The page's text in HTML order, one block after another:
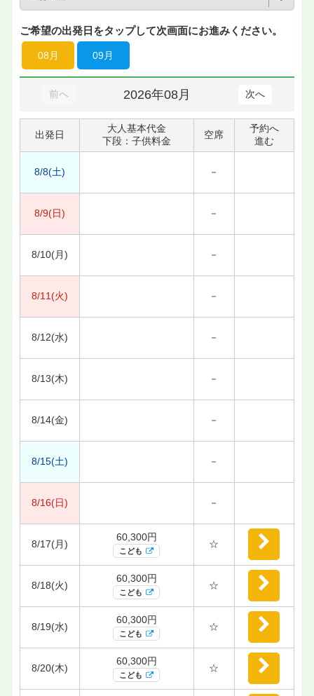
ご希望の出発日をタップして次画面にお進みください。
08月 09月
前へ 2026年08月 次へ
出発日
大人基本代金
下段：子供料金
空席
予約へ
進む
8/8(土) －
8/9(日) －
8/10(月) －
8/11(火) －
8/12(水) －
8/13(木) －
8/14(金) －
8/15(土) －
8/16(日) －
8/17(月)
60,300円
こども
☆
8/18(火)
60,300円
こども
☆
8/19(水)
60,300円
こども
☆
8/20(木)
60,300円
こども
☆